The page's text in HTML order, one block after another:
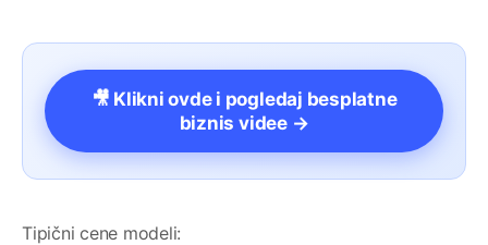
🎥 Klikni ovde i pogledaj besplatne
biznis videe →
Tipični cene modeli: